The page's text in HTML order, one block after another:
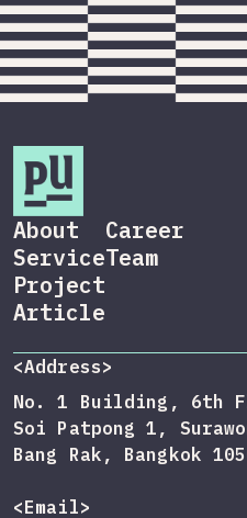
About
Service
Project
Article
Career
Team
<Address>
No. 1 Building, 6th
Soi Patpong 1,
Bang Rak, Bangkok
<Email>